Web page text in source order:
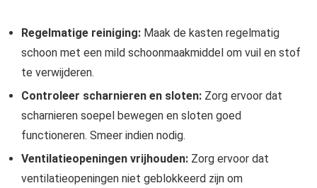
Regelmatige reiniging: Maak de kasten regelmatig
schoon met een mild schoonmaakmiddel om vuil en stof
te verwijderen.
Controleer scharnieren en sloten: Zorg ervoor dat
scharnieren soepel bewegen en sloten goed
functioneren. Smeer indien nodig.
Ventilatieopeningen vrijhouden: Zorg ervoor dat
ventilatieopeningen niet geblokkeerd zijn om